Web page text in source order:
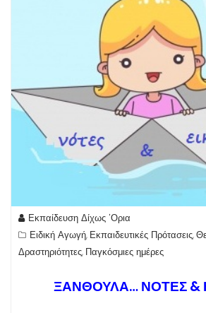
Εκπαίδευση Δίχως 'Ορια
Ειδική Αγωγή, Εκπαιδευτικές Πρότασεις,
Δραστηριότητες, Παγκόσμιες ημέρες
ΞΑΝΘΟΥΛΑ… ΝΟΤΕΣ &